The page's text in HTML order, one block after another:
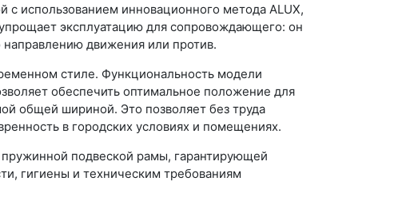
использованием инновационного метода ALUX,
эксплуатацию для сопровождающего: он
направлению движения или против.
стиле. Функциональность модели
обеспечить оптимальное положение для
общей шириной. Это позволяет без труда
в городских условиях и помещениях.
подвеской рамы, гарантирующей
гигиены и техническим требованиям